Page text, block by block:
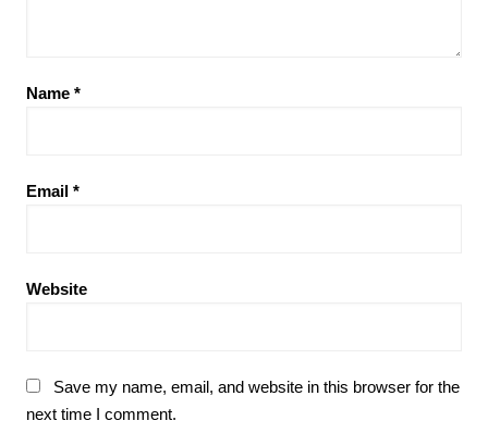
Name *
Email *
Website
Save my name, email, and website in this browser for the
next time I comment.